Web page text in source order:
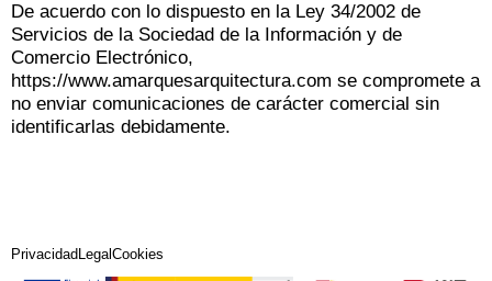
De acuerdo con lo dispuesto en la Ley 34/2002 de
Servicios de la Sociedad de la Información y de
Comercio Electrónico,
https://www.amarquesarquitectura.com se compromete a
no enviar comunicaciones de carácter comercial sin
identificarlas debidamente.
Privacidad LegalCookies